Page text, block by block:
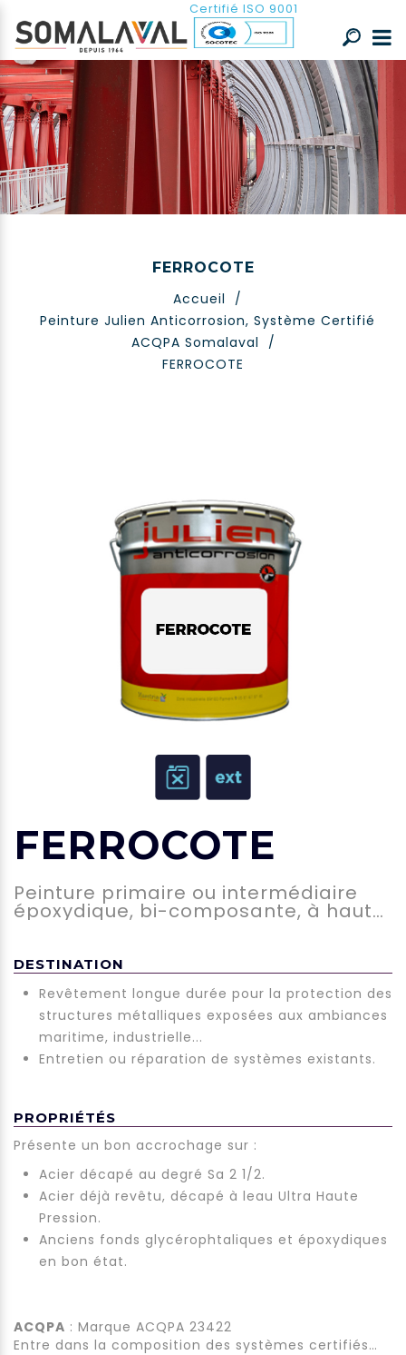
Certifié ISO 9001
FERROCOTE
Accueil
/
Peinture Julien Anticorrosion, Système Certifié
ACQPA Somalaval
/
FERROCOTE
FERROCOTE
Peinture primaire ou intermédiaire
époxydique, bi-composante, à haut
extrait sec, à séchage rapide et
PROPRIÉTÉS
Propriétés
Présente un bon accrochage sur :
Acier décapé au degré Sa 2 1/2.
Acier déjà revêtu, décapé à leau Ultra Haute
Pression.
Anciens fonds glycérophtaliques et époxydiques
en bon état.
ACQPA : Marque ACQPA 23422
Entre dans la composition des systèmes certifiés
DESTINATION
Destination
Revêtement longue durée pour la protection des
structures métalliques exposées aux ambiances
maritime, industrielle...
Entretien ou réparation de systèmes existants.